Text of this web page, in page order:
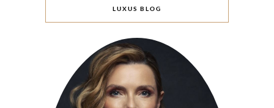
LUXUS BLOG